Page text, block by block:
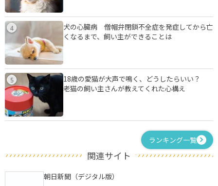
4
犬の心臓病 僧帽弁閉鎖不全症を発症してから亡
くなるまで、飼い主ができることは
5
18歳の愛猫が大声で鳴く、どうしたらいい？
老猫の飼い主さんが教えてくれた心構え
ランキング一覧
関連サイト
朝日新聞（デジタル版）